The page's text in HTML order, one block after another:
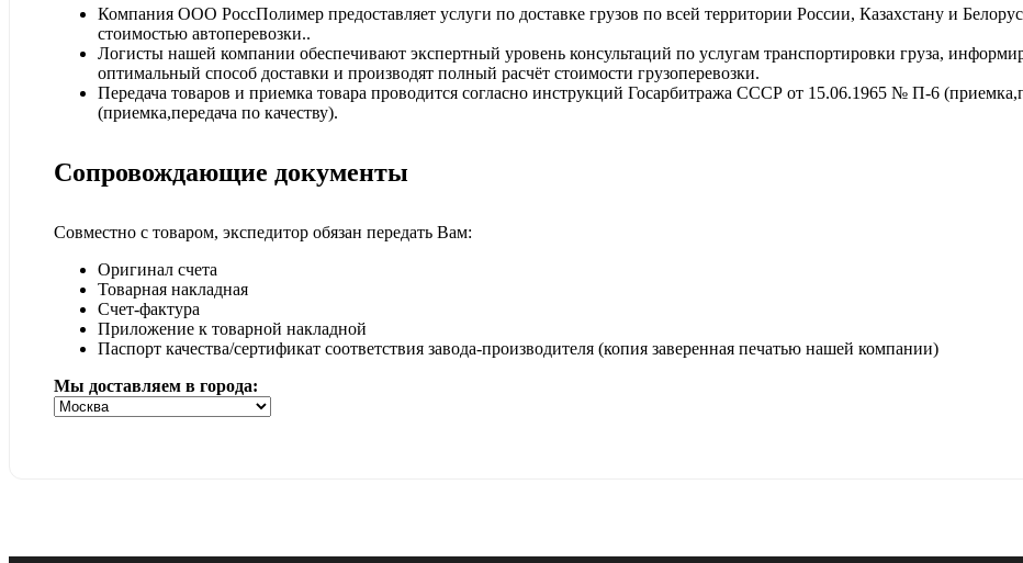
Компания ООО РоссПолимер предоставляет услуги по доставке грузов по всей территории России, Казахстану и
стоимостью автоперевозки..
Логисты нашей компании обеспечивают экспертный уровень консультаций по услугам транспортировки груза,
оптимальный способ доставки и производят полный расчёт стоимости грузоперевозки.
Передача товаров и приемка товара проводится согласно инструкций Госарбитража СССР от 15.06.1965 № П-6
(приемка,передача по качеству).
Сопровождающие документы
Совместно с товаром, экспедитор обязан передать Вам:
Оригинал счета
Товарная накладная
Счет-фактура
Приложение к товарной накладной
Паспорт качества/сертификат соответствия завода-производителя (копия заверенная печатью нашей компании)
Мы доставляем в города: